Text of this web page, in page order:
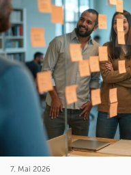
7. Mai 2026